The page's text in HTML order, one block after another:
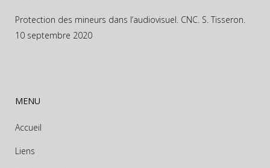
Protection des mineurs dans l’audiovisuel. CNC. S. Tisseron.
10 septembre 2020
MENU
Accueil
Liens